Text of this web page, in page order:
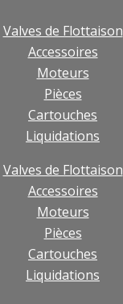
Valves de Flottaison
Accessoires
Moteurs
Pièces
Cartouches
Liquidations
Valves de Flottaison
Accessoires
Moteurs
Pièces
Cartouches
Liquidations